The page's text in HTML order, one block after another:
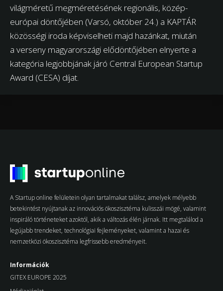
világméretű megméretésének regionális, közép-
európai döntőjében (Varsó, október 24.) a KAPTÁR
közösségi iroda képviselheti majd hazánkat, miután
a verseny magyarországi elődöntőjében elnyerte a
kategória legjobbjának járó Central European Startup
Award (CESA) díjat.
A Startup online felületein olyan tartalmakat találsz, amelyek mélyebb
betekintést nyújtanak az innovációs ökoszisztéma kulisszái mögé, valamint
inspiráló történeteket azoktól, akik a változás élén járnak. Itt megtalálod a
legújabb trendeket, technológiai fejleményeket, valamint a hazai és
nemzetközi ökoszisztéma legfrissebb eredményeit.
Információk
GITEX EUROPE 2025